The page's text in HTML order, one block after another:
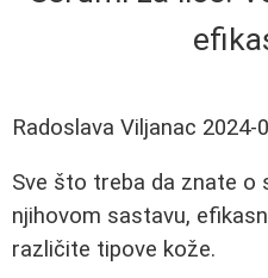
Radoslava Viljanac 2024-
Sve što treba da znate o
njihovom sastavu,
različite tipove kože.